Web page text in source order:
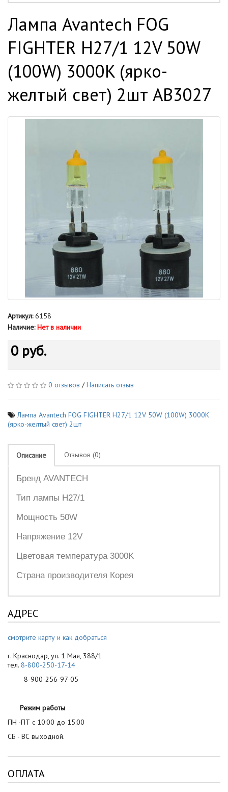
Лампа Avantech FOG
FIGHTER H27/1 12V 50W
(100W) 3000K (ярко-
желтый свет) 2шт AB3027
Артикул:6158
Наличие: Нет в наличии
0 руб.
0 отзывов /Написать отзыв
Лампа Avantech FOG FIGHTER H27/1 12V 50W (100W) 3000K
(ярко-желтый свет) 2шт
Описание Отзывов (0)
Бренд AVANTECH
Тип лампы H27/1
Мощность 50W
Напряжение 12V
Цветовая температура 3000K
Страна производителя Корея
АДРЕС
смотрите карту и как добраться
г. Краснодар, ул. 1 Мая, 388/1
тел. 8-800-250-17-14
8-900-256-97-05
Режим работы
ПН -ПТ с 10:00 до 15:00
СБ - ВС выходной.
ОПЛАТА